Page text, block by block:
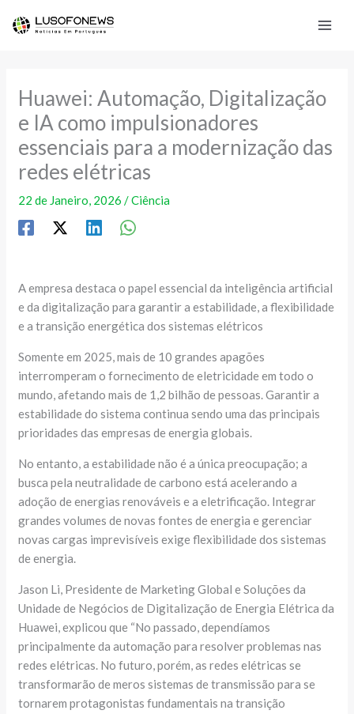
Huawei: Automação, Digitalização
e IA como impulsionadores
essenciais para a modernização das
redes elétricas
22 de Janeiro, 2026/Ciência
A empresa destaca o papel essencial da inteligência artificial
e da digitalização para garantir a estabilidade, a flexibilidade
e a transição energética dos sistemas elétricos
Somente em 2025, mais de 10 grandes apagões
interromperam o fornecimento de eletricidade em todo o
mundo, afetando mais de 1,2 bilhão de pessoas. Garantir a
estabilidade do sistema continua sendo uma das principais
prioridades das empresas de energia globais.
No entanto, a estabilidade não é a única preocupação; a
busca pela neutralidade de carbono está acelerando a
adoção de energias renováveis ​​e a eletrificação. Integrar
grandes volumes de novas fontes de energia e gerenciar
novas cargas imprevisíveis exige flexibilidade dos sistemas
de energia.
Jason Li, Presidente de Marketing Global e Soluções da
Unidade de Negócios de Digitalização de Energia Elétrica da
Huawei, explicou que “No passado, dependíamos
principalmente da automação para resolver problemas nas
redes elétricas. No futuro, porém, as redes elétricas se
transformarão de meros sistemas de transmissão para se
tornarem protagonistas fundamentais na transição